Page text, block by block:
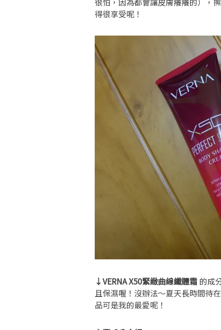
得很享受呢！
↓VERNA X50緊緻曲線纖體霜 的成
且保濕喔！沒辦法～夏天長時間待
品可是我的最愛呢！